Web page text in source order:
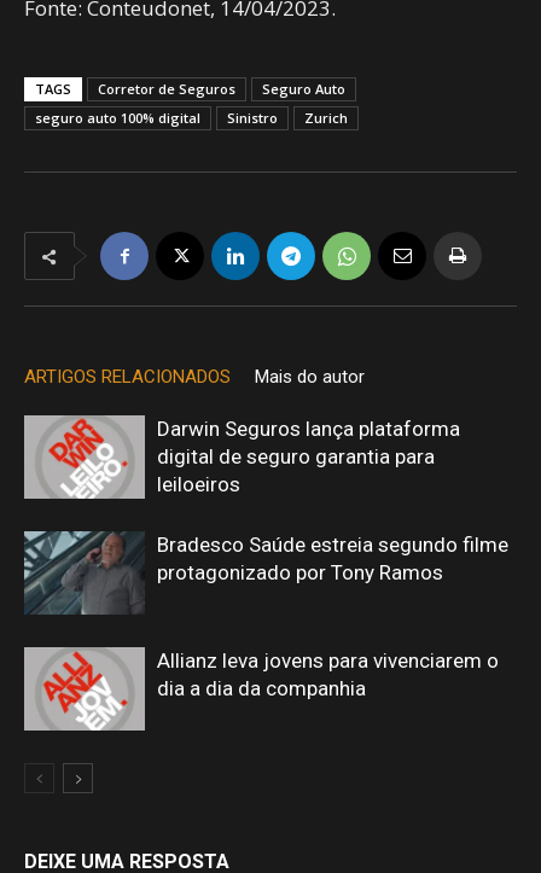
Fonte: Conteudonet, 14/04/2023.
TAGS Corretor de Seguros
Seguro Auto
seguro auto 100% digital
Sinistro Zurich
ARTIGOS RELACIONADOS Mais do autor
Darwin Seguros lança plataforma
digital de seguro garantia para
leiloeiros
Bradesco Saúde estreia segundo filme
protagonizado por Tony Ramos
Allianz leva jovens para vivenciarem o
dia a dia da companhia
DEIXE UMA RESPOSTA